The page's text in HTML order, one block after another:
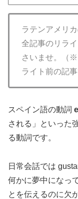
ラテンアメリ
全記事のリラ
さいませ。（※
ライト前の記事
スペイン語の動詞
される」といった
る動詞です。
日常会話では
何かに夢中になっ
とを伝えるのに欠